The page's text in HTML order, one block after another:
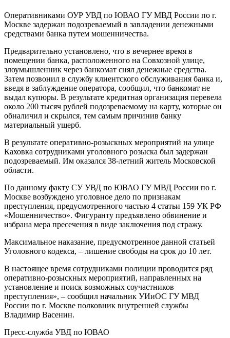
Оперативниками ОУР УВД по ЮВАО ГУ МВД России по г.
Москве задержан подозреваемый в завладении денежными
средствами банка путем мошенничества.
Предварительно установлено, что в вечернее время в
помещении банка, расположенного на Совхозной улице,
злоумышленник через банкомат снял денежные средства.
Затем позвонил в службу клиентского обслуживания банка и,
введя в заблуждение оператора, сообщил, что банкомат не
выдал купюры. В результате кредитная организация перевела
около 200 тысяч рублей подозреваемому на карту, которые он
обналичил и скрылся, тем самым причинив банку
материальный ущерб.
В результате оперативно-розыскных мероприятий на улице
Каховка сотрудниками уголовного розыска был задержан
подозреваемый. Им оказался 38-летний житель Московской
области.
По данному факту СУ УВД по ЮВАО ГУ МВД России по г.
Москве возбуждено уголовное дело по признакам
преступления, предусмотренного частью 4 статьи 159 УК РФ
«Мошенничество». Фигуранту предъявлено обвинение и
избрана мера пресечения в виде заключения под стражу.
Максимальное наказание, предусмотренное данной статьей
Уголовного кодекса, – лишение свободы на срок до 10 лет.
В настоящее время сотрудниками полиции проводится ряд
оперативно-розыскных мероприятий, направленных на
установление и поиск возможных соучастников
преступления», – сообщил начальник УИиОС ГУ МВД
России по г. Москве полковник внутренней службы
Владимир Васенин.
Пресс-служба УВД по ЮВАО